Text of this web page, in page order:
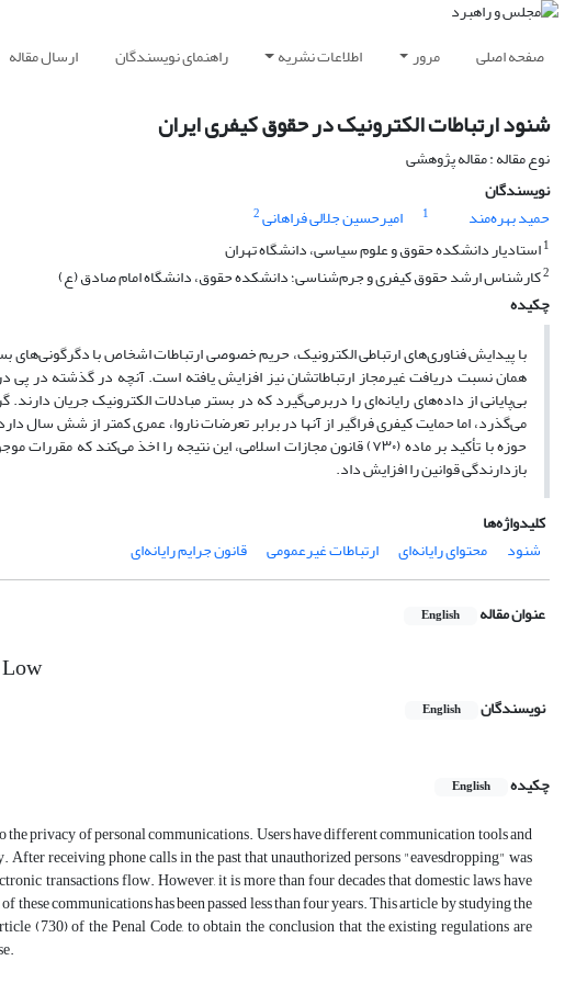
صفحه اصلی مرور اطلاعات نشریه راهنمای نویسندگان ارسال مقاله
شنود ارتباطات الکترونیک در حقوق کیفری ایران
نوع مقاله : مقاله پژوهشی
نویسندگان
حمید بهره‌مند
1 امیرحسین جلالی فراهانی2
1استادیار دانشکده حقوق و علوم سیاسی، دانشگاه تهران
2کارشناس ارشد حقوق کیفری و جرم‌شناسی؛ دانشکده حقوق، دانشگاه امام صادق (ع)
چکیده
با پیدایش فناوری‌های ارتباطی الکترونیک، حریم خصوصی ارتباطات اشخاص با دگرگونی‌های
همان نسبت دریافت غیرمجاز ارتباطاتشان نیز افزایش یافته است. آنچه در گذشته در
بی‌پایانی از داده‌های رایانه‌ای را دربرمی‌گیرد که در بستر مبادلات الکترونیک جریان
می‌گذرد، اما حمایت کیفری فراگیر از آنها در برابر تعرضات ناروا، عمری کمتر از شش
حوزه با تأکید بر ماده (۷۳۰) قانون مجازات اسلامی، این نتیجه را اخذ
بازدارندگی قوانین را افزایش داد.
کلیدواژه‌ها
شنود
محتوای رایانه‌ای ارتباطات غیرعمومی قانون جرایم رایانه‌ای
عنوان مقاله English
نویسندگان English
چکیده English
privacy of personal communications. Users have different communication tools and
receiving phone calls in the past that unauthorized persons "eavesdropping" was
transactions flow. However, it is more than four decades that domestic laws have
communications has been passed less than four years. This article by studying the
(730) of the Penal Code, to obtain the conclusion that the existing regulations are